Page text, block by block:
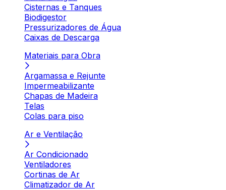
Cisternas e Tanques
Biodigestor
Pressurizadores de Água
Caixas de Descarga
Materiais para Obra
Argamassa e Rejunte
Impermeabilizante
Chapas de Madeira
Telas
Colas para piso
Ar e Ventilação
Ar Condicionado
Ventiladores
Cortinas de Ar
Climatizador de Ar